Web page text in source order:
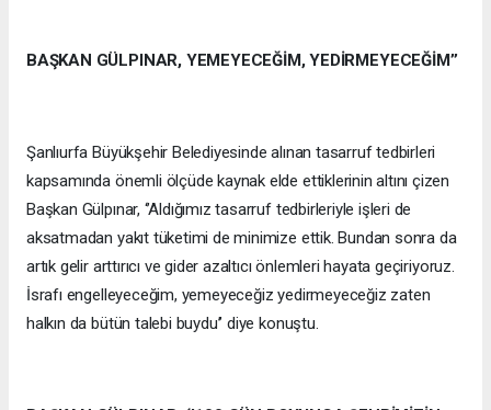
BAŞKAN GÜLPINAR, YEMEYECEĞİM, YEDİRMEYECEĞİM’’
Şanlıurfa Büyükşehir Belediyesinde alınan tasarruf tedbirleri
kapsamında önemli ölçüde kaynak elde ettiklerinin altını çizen
Başkan Gülpınar, ‘’Aldığımız tasarruf tedbirleriyle işleri de
aksatmadan yakıt tüketimi de minimize ettik. Bundan sonra da
artık gelir arttırıcı ve gider azaltıcı önlemleri hayata geçiriyoruz.
İsrafı engelleyeceğim, yemeyeceğiz yedirmeyeceğiz zaten
halkın da bütün talebi buydu’’ diye konuştu.